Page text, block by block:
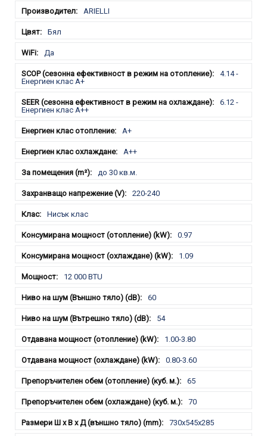
ARIELLI
Бял
Да
4.14 -
Енергиен клас A+
6.12 -
Енергиен клас A++
A+
A++
до 30 кв.м.
220-240
Нисък клас
0.97
1.09
12 000 BTU
60
54
1.00-3.80
0.80-3.60
65
70
730х545х285